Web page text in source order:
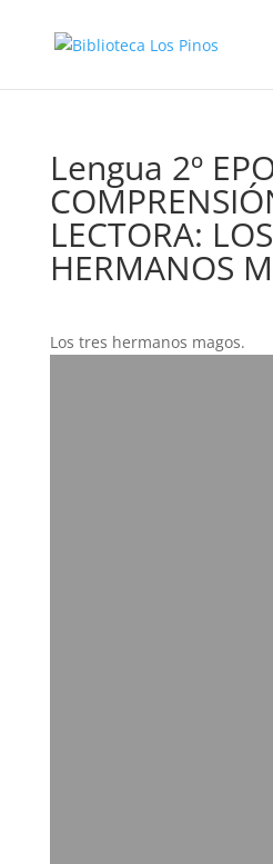
Lengua 2º
LECTORA:
HERMANOS
Los tres hermanos magos.